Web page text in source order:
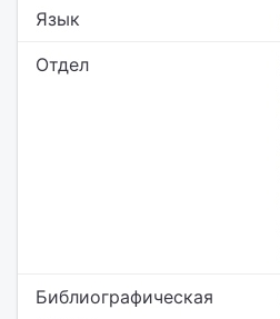
Язык
Отдел
Библиографическая